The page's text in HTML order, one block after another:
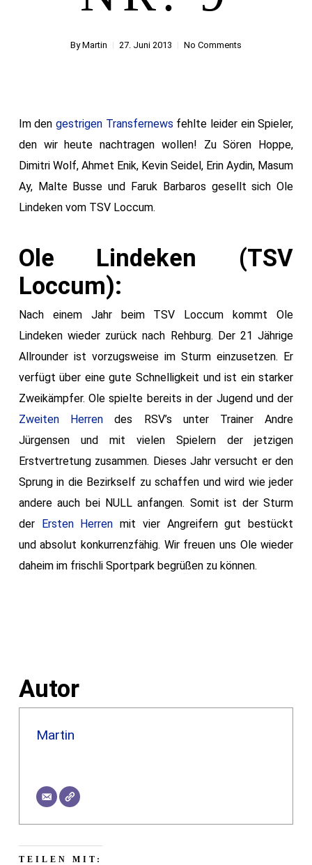
By Martin 27. Juni 2013 No Comments
Im dengestrigen Transfernews fehlte leider ein Spieler,
den wir heute nachtragen wollen! Zu Sören Hoppe,
Dimitri Wolf, Ahmet Enik, Kevin Seidel, Erin Aydin, Masum
Ay, Malte Busse und Faruk Barbaros gesellt sich Ole
Lindeken vom TSV Loccum.
Ole Lindeken (TSV
Loccum):
Nach einem Jahr beim TSV Loccum kommt Ole
Lindeken wieder zurück nach Rehburg. Der 21 Jährige
Allrounder ist vorzugsweise im Sturm einzusetzen. Er
verfügt über eine gute Schnelligkeit und ist ein starker
Zweikämpfer. Ole spielte bereits in der Jugend und der
Zweiten Herren des RSV’s unter Trainer Andre
Jürgensen und mit vielen Spielern der jetzigen
Erstvertretung zusammen. Dieses Jahr versucht er den
Sprung in die Bezirkself zu schaffen und wird wie jeder
andere auch bei NULL anfangen. Somit ist der Sturm
der Ersten Herren mit vier Angreifern gut bestückt
und absolut konkurrenzfähig. Wir freuen uns Ole wieder
daheim im frischli Sportpark begrüßen zu können.
Autor
Martin
TEILEN MIT: